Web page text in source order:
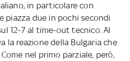
in particolare con
piazza due in pochi secondi
12-7 al time-out tecnico. Al
la reazione della Bulgaria che
nel primo parziale, però,